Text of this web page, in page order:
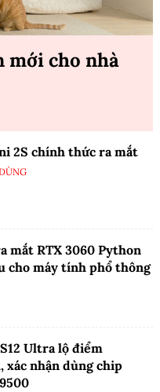
mới cho nhà
2S chính thức ra mắt
mắt RTX 3060 Python
cho máy tính phổ thông
Ultra lộ điểm
xác nhận dùng chip